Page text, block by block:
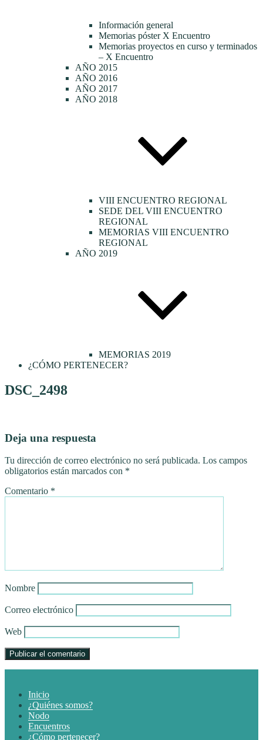
Información general
Memorias póster X Encuentro
Memorias proyectos en curso y terminados
– X Encuentro
AÑO 2015
AÑO 2016
AÑO 2017
AÑO 2018
VIII ENCUENTRO REGIONAL
SEDE DEL VIII ENCUENTRO
REGIONAL
MEMORIAS VIII ENCUENTRO
REGIONAL
AÑO 2019
MEMORIAS 2019
¿CÓMO PERTENECER?
DSC_2498
Deja una respuesta
Tu dirección de correo electrónico no será publicada. Los campos
obligatorios están marcados con *
Comentario *
Nombre
Correo electrónico
Web
Inicio
¿Quiénes somos?
Nodo
Encuentros
¿Cómo pertenecer?